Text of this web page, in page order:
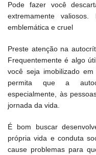
Pode fazer você
extremamente
emblemática e cruel
Preste atenção na
Frequentemente é algo
você seja imobilizado
permita que a
especialmente, às
jornada da vida.
É bom buscar
própria vida e conduta
cause problemas para